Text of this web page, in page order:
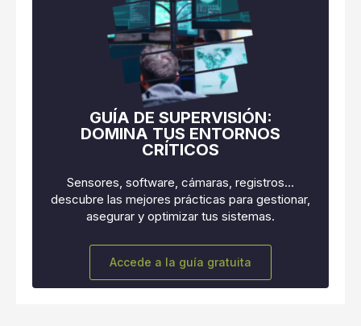
GUÍA DE SUPERVISIÓN:
DOMINA TUS ENTORNOS
CRÍTICOS
Sensores, software, cámaras, registros…
descubre las mejores prácticas para gestionar,
asegurar y optimizar tus sistemas.
Accede a la guía gratuita